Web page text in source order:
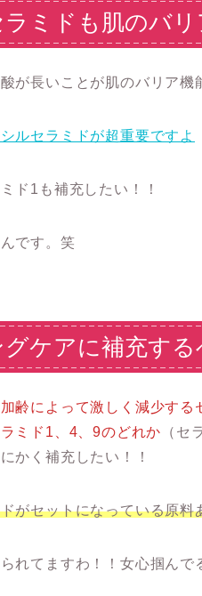
ミドも肌のバリ
が長いことが肌のバリア機
ルセラミドが超重要ですよ
ド1も補充したい！！
です。笑
ケアに補充す
加齢によって激しく減少する
ミド1、4、9のどれか （セ
かく補充したい！！
がセットになっている原料
れてますわ！！女心掴んで